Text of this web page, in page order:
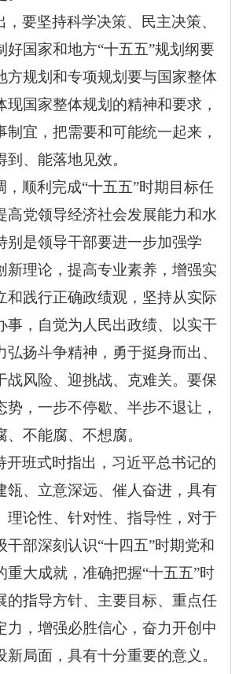
，要坚持科学决策、民主决策、
好国家和地方“十五五”规划纲要
方规划和专项规划要与国家整体
现国家整体规划的精神和要求，
制宜，把需要和可能统一起来，
、能落地见效。
，顺利完成“十五五”时期目标任
高党领导经济社会发展能力和水
别是领导干部要进一步加强学
新理论，提高专业素养，增强实
和践行正确政绩观，坚持从实际
事，自觉为人民出政绩、以实干
弘扬斗争精神，勇于挺身而出、
战风险、迎挑战、克难关。要保
势，一步不停歇、半步不退让，
不能腐、不想腐。
开班式时指出，习近平总书记的
瓴、立意深远、催人奋进，具有
理论性、针对性、指导性，对于
干部深刻认识“十四五”时期党和
重大成就，准确把握“十五五”时
的指导方针、主要目标、重点任
力，增强必胜信心，奋力开创中
新局面，具有十分重要的意义。